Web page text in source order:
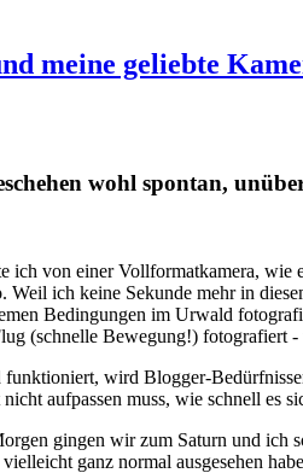
meine geliebte
wohl spontan,
ich von einer Vollformatkamera, wie
Weil ich keine Sekunde mehr in
Bedingungen im Urwald
(schnelle Bewegung!) fotografiert
wird Blogger-
aufpassen muss, wie schnell es
gingen wir zum Saturn und
ganz normal ausgesehen